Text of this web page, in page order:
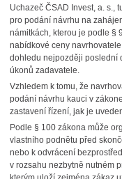
Uchazeč ČSAD Invest, a. s.,
pro podání návrhu na
námitkách, kterou je podle §
nabídkové ceny
dohledu nejpozději poslední
úkonů zadavatele.
Vzhledem k tomu, že
podání návrhu kauci v
zastavení řízení, jak je
Podle § 100 zákona může
vlastního podnětu před
nebo k odvrácení
v rozsahu nezbytně nutném